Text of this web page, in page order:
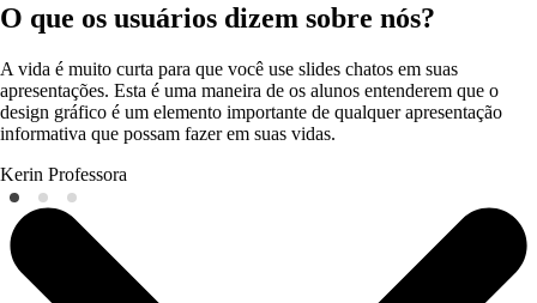
O que os usuários dizem sobre nós?
A vida é muito curta para que você use slides chatos em suas
apresentações. Esta é uma maneira de os alunos entenderem que o
design gráfico é um elemento importante de qualquer apresentação
informativa que possam fazer em suas vidas.
Kerin Professora